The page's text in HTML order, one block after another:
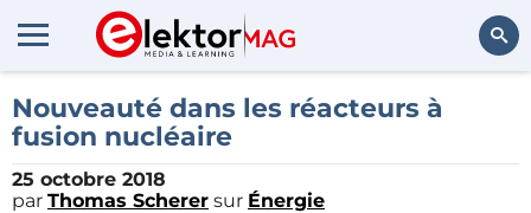
Rechercher
Nouveauté dans les réacteurs à
fusion nucléaire
25 octobre 2018
par Thomas Scherer sur Énergie